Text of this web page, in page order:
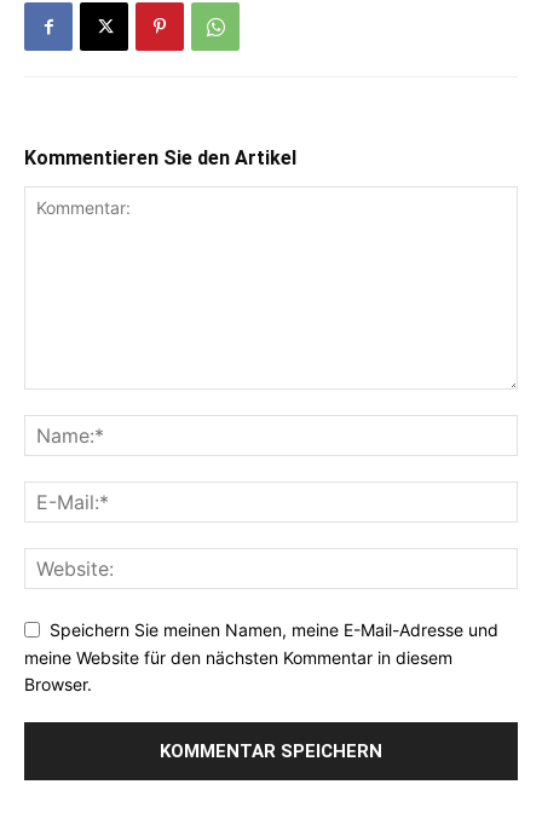
Kommentieren Sie den Artikel
Speichern Sie meinen Namen, meine E-Mail-Adresse und
meine Website für den nächsten Kommentar in diesem
Browser.